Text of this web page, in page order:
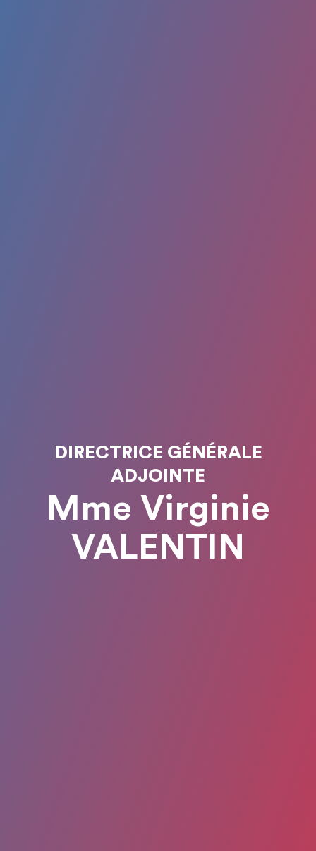
DIRECTRICE GÉNÉRALE
ADJOINTE
Mme Virginie
VALENTIN